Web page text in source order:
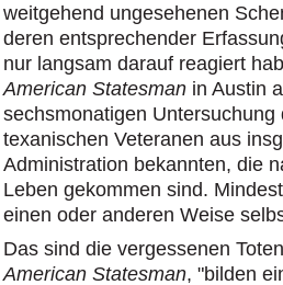
weitgehend ungesehenen
deren entsprechender
nur langsam darauf reagiert
American Statesman in Austin
sechsmonatigen
texanischen Veteranen aus
Administration bekannten, die
Leben gekommen sind.
einen oder anderen Weise
Das sind die vergessenen
American Statesman, "bilden